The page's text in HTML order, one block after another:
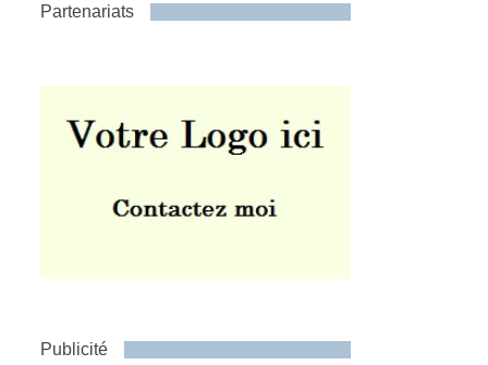
Partenariats
Publicité